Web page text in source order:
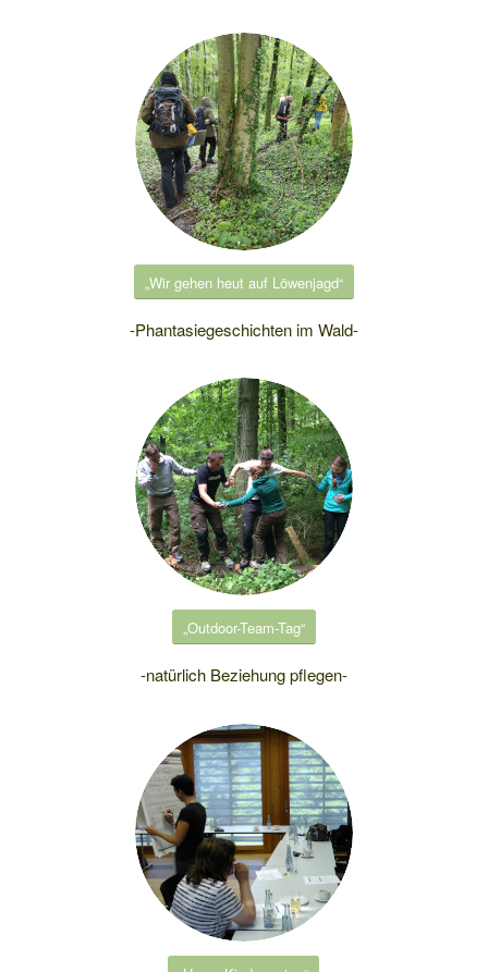
„Wir gehen heut auf Löwenjagd“
-Phantasiegeschichten im Wald-
„Outdoor-Team-Tag“
-natürlich Beziehung pflegen-